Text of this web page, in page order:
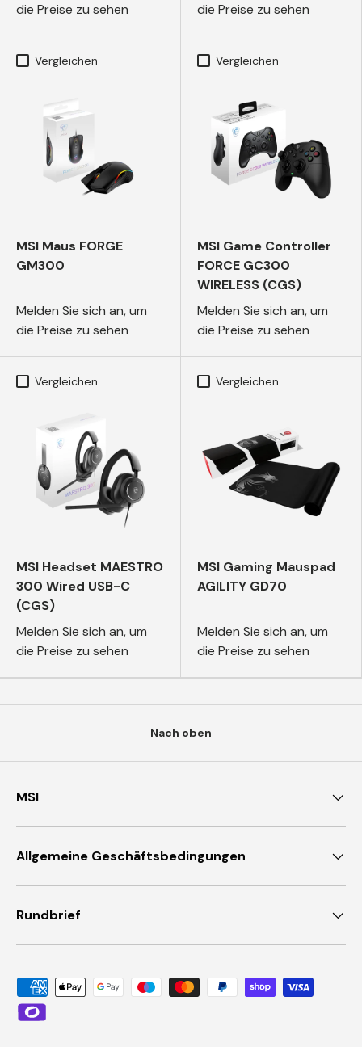
die Preise zu sehen
die Preise zu sehen
Vergleichen
MSI Maus FORGE
GM300
Melden Sie sich an, um
die Preise zu sehen
Vergleichen
MSI Game Controller
FORCE GC300
WIRELESS (CGS)
Melden Sie sich an, um
die Preise zu sehen
Vergleichen
MSI Headset MAESTRO
300 Wired USB-C
(CGS)
Melden Sie sich an, um
die Preise zu sehen
Vergleichen
MSI Gaming Mauspad
AGILITY GD70
Melden Sie sich an, um
die Preise zu sehen
Nach oben
MSI
Allgemeine Geschäftsbedingungen
Rundbrief
Akzeptierte Zahlungsmethoden